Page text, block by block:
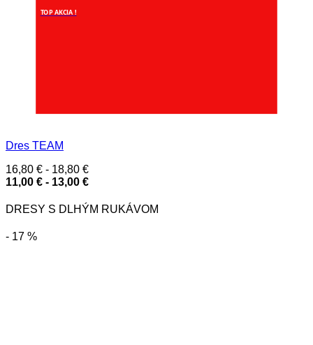
TOP AKCIA !
Dres TEAM
16,80 € - 18,80 €
11,00 € - 13,00 €
DRESY S DLHÝM RUKÁVOM
- 17 %